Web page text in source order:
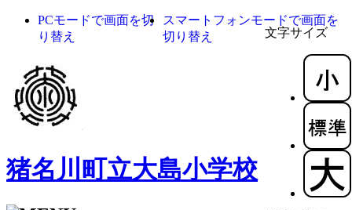
文字サイズ
PCモードで画面を切
り替え
スマートフォンモードで画面を
切り替え
猪名川町立大島小学校